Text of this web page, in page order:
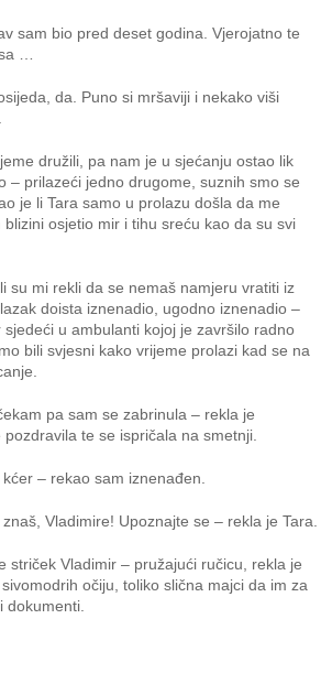
sam bio pred deset godina. Vjerojatno te
…
da. Puno si mršaviji i nekako viši
družili, pa nam je u sjećanju ostao lik
– prilazeći jedno drugome, suznih smo se
je li Tara samo u prolazu došla da me
osjetio mir i tihu sreću kao da su svi
su mi rekli da se nemaš namjeru vratiti iz
doista iznenadio, ugodno iznenadio –
u ambulanti kojoj je završilo radno
bili svjesni kako vrijeme prolazi kad se na
pa sam se zabrinula – rekla je
te se ispričala na smetnji.
– rekao sam iznenađen.
Vladimire! Upoznajte se – rekla je Tara.
striček Vladimir – pružajući ručicu, rekla je
očiju, toliko slična majci da im za
dokumenti.